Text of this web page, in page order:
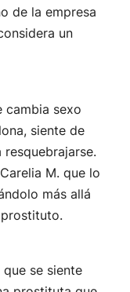
de la empresa
un
cambia sexo
siente de
M. que lo
más allá
se siente